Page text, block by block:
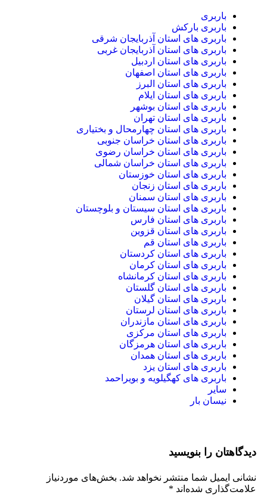
بارکش
های استان آذربایجان شرقی
های استان آذربایجان غربی
های استان اردبیل
های استان اصفهان
های استان البرز
های استان ایلام
های استان بوشهر
های استان تهران
های استان چهارمحال و بختیاری
های استان خراسان جنوبی
های استان خراسان رضوی
های استان خراسان شمالی
های استان خوزستان
های استان زنجان
های استان سمنان
های استان سیستان و بلوچستان
های استان فارس
های استان قزوین
های استان قم
های استان کردستان
های استان کرمان
های استان کرمانشاه
های استان گلستان
های استان گیلان
های استان لرستان
های استان مازندران
های استان مرکزی
های استان هرمزگان
های استان همدان
های استان یزد
های کهگیلویه و بویراحمد
بنویسید
شما منتشر نخواهد شد. بخش‌های موردنیاز
شده‌اند*